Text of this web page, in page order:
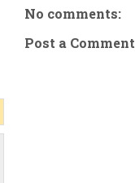
No comments:
Post a Comment